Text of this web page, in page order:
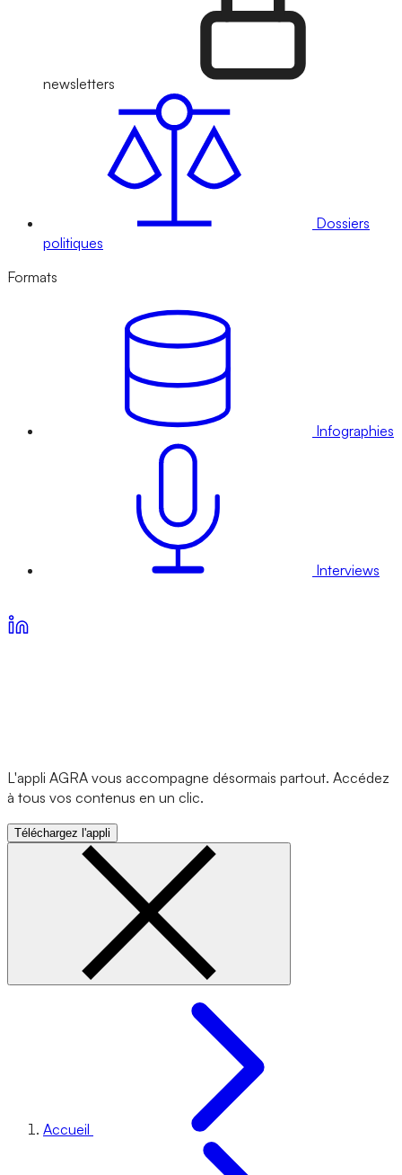
newsletters
Dossiers
politiques
Formats
Infographies
Interviews
L'appli AGRA vous accompagne désormais partout. Accédez
à tous vos contenus en un clic.
Téléchargez l'appli
Accueil